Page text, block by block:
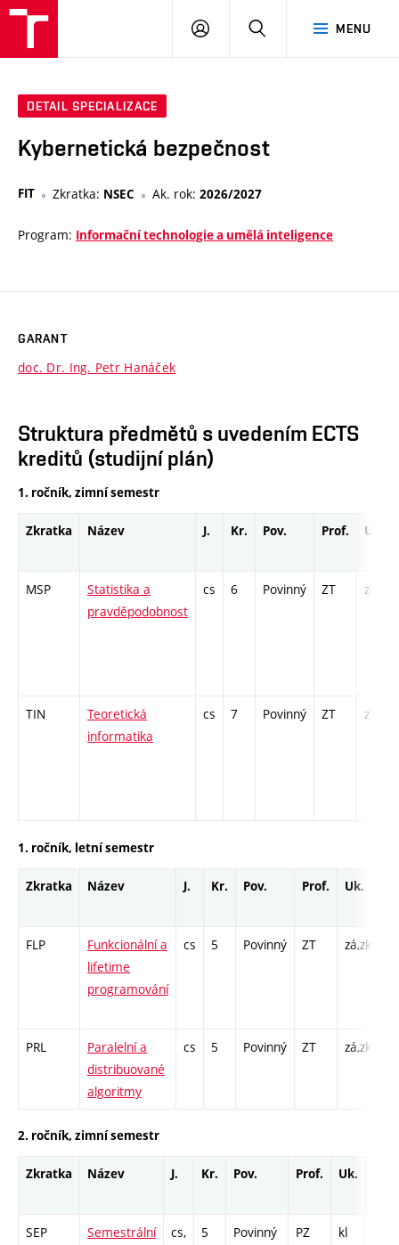
MENU
PŘIHLÁSIT
DETAIL SPECIALIZACE
Kybernetická bezpečnost
FIT Zkratka: NSEC Ak. rok: 2026/2027
Program: Informační technologie a umělá inteligence
GARANT
doc. Dr. Ing. Petr Hanáček
Struktura předmětů s uvedením ECTS
kreditů (studijní plán)
1. ročník, zimní semestr
Zkratka Název J. Kr. Pov. Prof. Uk.
MSP
Statistika a
pravděpodobnost
cs 6 Povinný ZT zá,zk
TIN
Teoretická
informatika
cs 7 Povinný ZT zá,zk
1. ročník, letní semestr
Zkratka Název J. Kr. Pov. Prof. Uk.
FLP
Funkcionální a
lifetime
programování
cs 5 Povinný ZT zá,zk
PRL
Paralelní a
distribuované
algoritmy
cs 5 Povinný ZT zá,zk
2. ročník, zimní semestr
Zkratka Název J. Kr. Pov. Prof. Uk.
SEP
Semestrální
cs,
5 Povinný PZ kl